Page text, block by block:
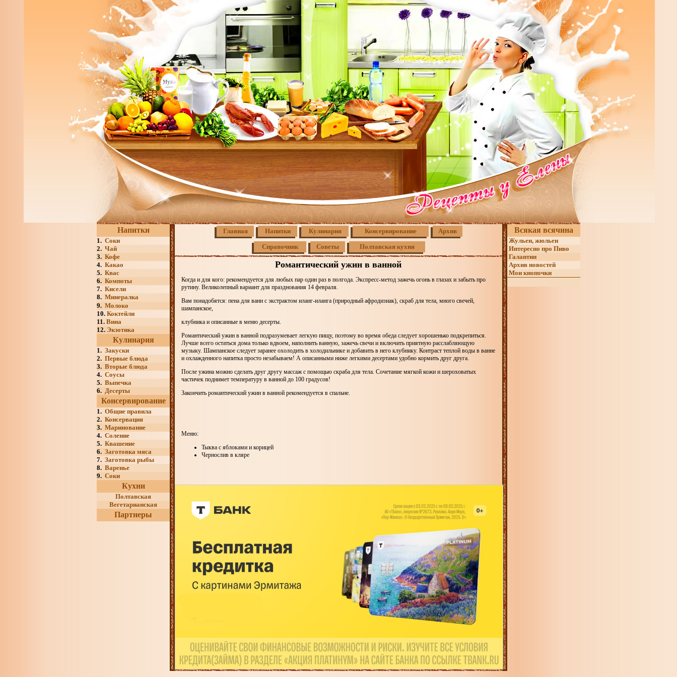
Напитки
1. Соки
2. Чай
3. Кофе
4. Какао
5. Квас
6. Компоты
7. Кисели
8. Минералка
9. Молоко
10. Коктейли
11. Вина
12. Экзотика
Кулинария
1. Закуски
2. Первые блюда
3. Вторые блюда
4. Соусы
5. Выпечка
6. Десерты
Консервирование
1. Общие правила
2. Консервация
3. Маринование
4. Соление
5. Квашение
6. Заготовка мяса
7. Заготовка рыбы
8. Варенье
9. Соки
Кухни
Полтавская
Вегетарианская
Партнеры
Главная Напитки Кулинария Консервирование Архив
Справочник Советы Полтавская кухня
Романтический ужин в ванной
Когда и для кого: рекомендуется для любых пар один раз в полгода. Экспресс-метод зажечь огонь в глазах и забыть про
рутину. Великолепный вариант для празднования 14 февраля.
Вам понадобятся: пена для ванн с экстрактом иланг-иланга (природный афродизиак), скраб для тела, много свечей,
шампанское,
клубника и описанные в меню десерты.
Романтический ужин в ванной подразумевает легкую пищу, поэтому во время обеда следует хорошенько подкрепиться.
Лучше всего остаться дома только вдвоем, наполнить ванную, зажечь свечи и включить приятную расслабляющую
музыку. Шампанское следует заранее охолодить в холодильнике и добавить в него клубнику. Контраст теплой воды в ванне
и охлажденного напитка просто незабываем! А описанными ниже легкими десертами удобно кормить друг друга.
После ужина можно сделать друг другу массаж с помощью скраба для тела. Сочетание мягкой кожи и шероховатых
частичек поднимет температуру в ванной до 100 градусов!
Закончить романтический ужин в ванной рекомендуется в спальне.
Меню:
Тыква с яблоками и корицей
Чернослив в кляре
Всякая всячина
Жульен, жюльен
Интересно про Пиво
Галантин
Архив новостей
Мои кнопочки